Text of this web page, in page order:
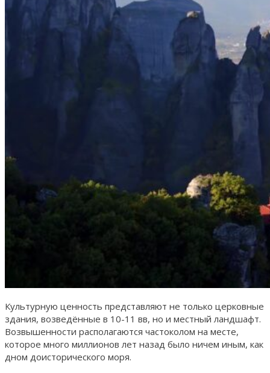
Культурную ценность представляют не только церковные
здания, возведённые в 10-11 вв, но и местный ландшафт.
Возвышенности располагаются частоколом на месте,
которое много миллионов лет назад было ничем иным, как
дном доисторического моря.